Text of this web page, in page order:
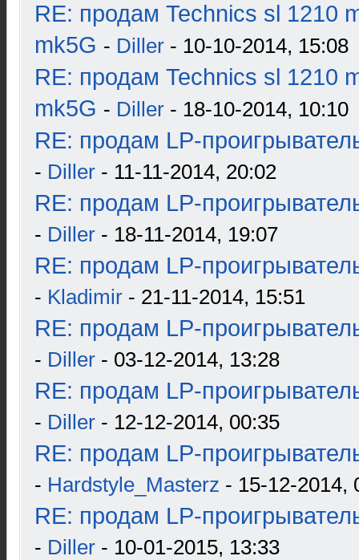
RE: продам Technics sl 1210
mk5G - Diller - 10-10-2014, 15:08
RE: продам Technics sl 1210
mk5G - Diller - 18-10-2014, 10:10
RE: продам LP-
- Diller - 11-11-2014, 20:02
RE: продам LP-
- Diller - 18-11-2014, 19:07
RE: продам LP-
- Kladimir - 21-11-2014, 15:51
RE: продам LP-
- Diller - 03-12-2014, 13:28
RE: продам LP-
- Diller - 12-12-2014, 00:35
RE: продам LP-
- Hardstyle_Masterz - 15-12-2014,
RE: продам LP-
- Diller - 10-01-2015, 13:33